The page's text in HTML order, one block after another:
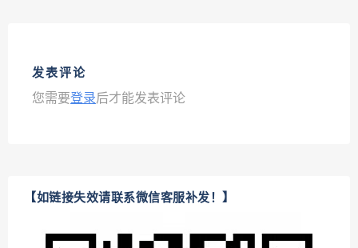
发表评论
您需要登录后才能发表评论
【如链接失效请联系微信客服补发！】